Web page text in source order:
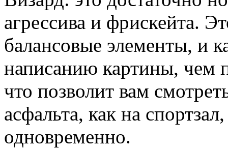
агрессива и фрискейта.
балансовые элементы, и
написанию картины, чем
что позволит вам
асфальта, как на
одновременно.